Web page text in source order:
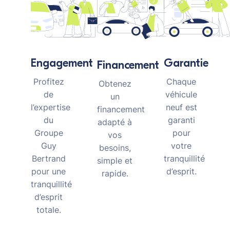
Engagement
Profitez
de
l’expertise
du
Groupe
Guy
Bertrand
pour une
tranquillité
d’esprit
totale.
Financement
Obtenez
un
financement
adapté à
vos
besoins,
simple et
rapide.
Garantie
Chaque
véhicule
neuf est
garanti
pour
votre
tranquillité
d’esprit.